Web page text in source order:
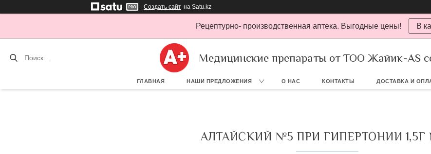
Создать сайт на Satu.kz
Рецептурно- производственная аптека. Выгодные цены! В
Медицинские препараты от ТОО Жайик-AS
ГЛАВНАЯ НАШИ ПРЕДЛОЖЕНИЯ О НАС КОНТАКТЫ ДОСТАВКА И
АЛТАЙСКИЙ №5 ПРИ ГИПЕРТОНИИ 1,5Г